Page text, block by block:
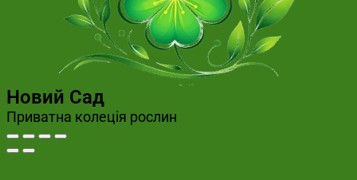
Новий Сад
Приватна колеція рослин